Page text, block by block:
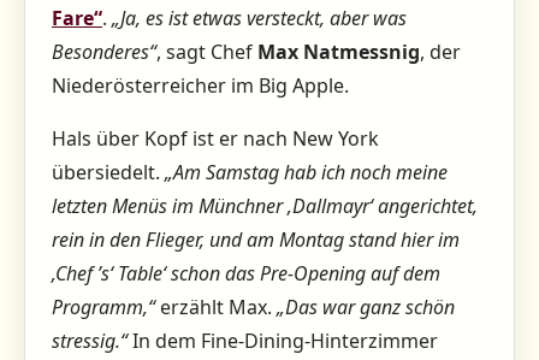
Fare“. „Ja, es ist etwas versteckt, aber was
Besonderes“, sagt Chef Max Natmessnig, der
Niederösterreicher im Big Apple.
Hals über Kopf ist er nach New York
übersiedelt. „Am Samstag hab ich noch meine
letzten Menüs im Münchner ‚Dallmayr‘ angerichtet,
rein in den Flieger, und am Montag stand hier im
‚Chef ’s‘ Table‘ schon das Pre-Opening auf dem
Programm,“erzählt Max. „Das war ganz schön
stressig.“In dem Fine-Dining-Hinterzimmer